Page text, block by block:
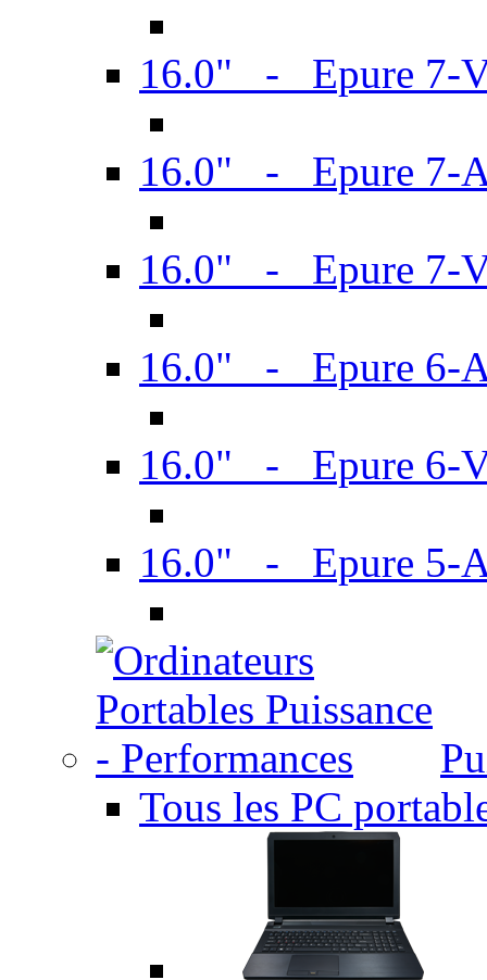
16.0" - Epure 7-
16.0" - Epure 7-
16.0" - Epure 7-
16.0" - Epure 6-
16.0" - Epure 6-
16.0" - Epure 5-
Tous les PC